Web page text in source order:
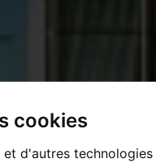
cookies
d'autres